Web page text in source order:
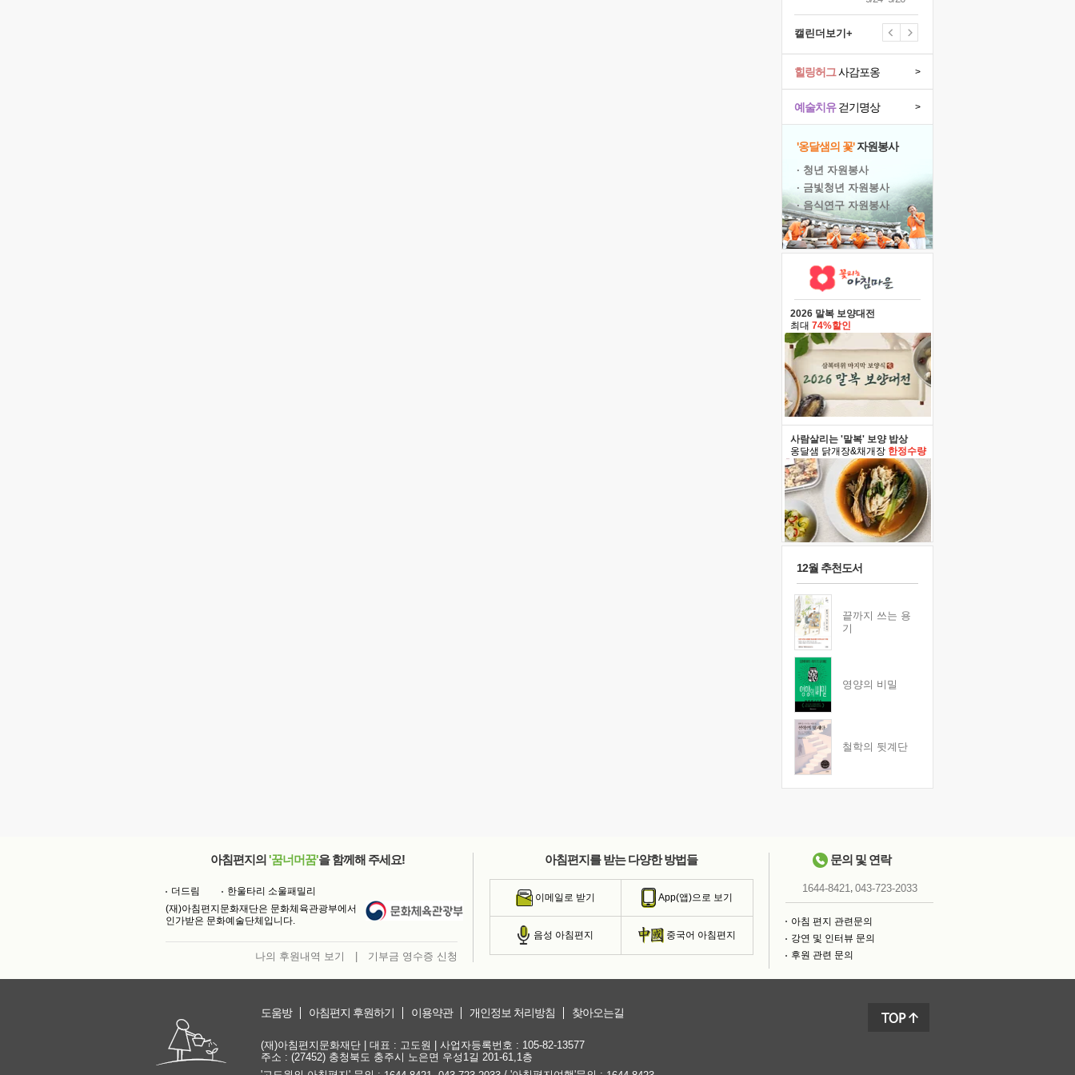
캘린더보기+
예술치유걷기명상 >
힐링허그사감포옹 >
'옹달샘의 꽃'자원봉사
· 청년 자원봉사
· 금빛청년 자원봉사
· 음식연구 자원봉사
2026 말복 보양대전
최대 74%할인
사람살리는 '말복' 보양 밥상
옹달샘 닭개장&채개장 한정수량
12월 추천도서
끝까지 쓰는 용
기
영양의 비밀
철학의 뒷계단
아침편지의 '꿈너머꿈'을 함께해 주세요!
더드림
한울타리 소울패밀리
(재)아침편지문화재단은 문화체육관광부에서
인가받은 문화예술단체입니다.
나의 후원내역 보기 기부금 영수증 신청
아침편지를 받는 다양한 방법들
이메일로 받기 App(앱)으로 보기
음성 아침편지 중국어 아침편지
문의 및 연락
1644-8421, 043-723-2033
아침 편지 관련문의
강연 및 인터뷰 문의
후원 관련 문의
도움방 아침편지 후원하기 이용약관 개인정보 처리방침 찾아오는길
(재)아침편지문화재단 | 대표 : 고도원 | 사업자등록번호 : 105-82-13577
주소 : (27452) 충청북도 충주시 노은면 우성1길 201-61,1층